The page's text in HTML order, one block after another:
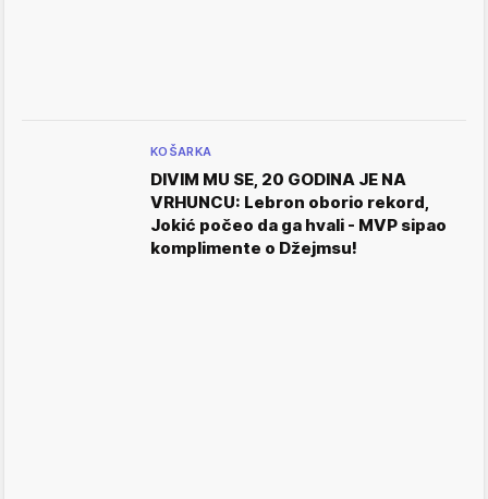
KOŠARKA
DIVIM MU SE, 20 GODINA JE NA
VRHUNCU: Lebron oborio rekord,
Jokić počeo da ga hvali - MVP sipao
komplimente o Džejmsu!